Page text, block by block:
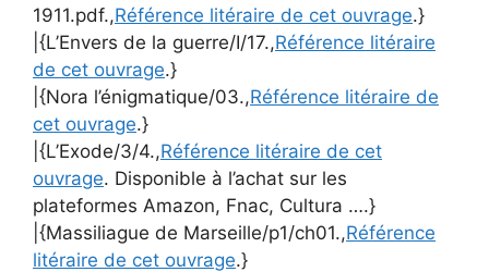
1911.pdf.,Référence litéraire de cet ouvrage.}
|{L’Envers de la guerre/I/17.,Référence litéraire
de cet ouvrage.}
|{Nora l’énigmatique/03.,Référence litéraire de
cet ouvrage.}
|{L’Exode/3/4.,Référence litéraire de cet
ouvrage. Disponible à l’achat sur les
plateformes Amazon, Fnac, Cultura ….}
|{Massiliague de Marseille/p1/ch01.,Référence
litéraire de cet ouvrage.}